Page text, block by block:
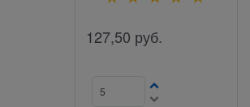
127,50 руб.